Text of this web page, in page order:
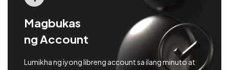
Magbukas
ng Account
Lumikha ng iyong libreng account sa ilang minuto at